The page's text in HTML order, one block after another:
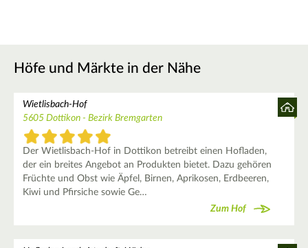
Höfe und Märkte in der Nähe
Wietlisbach-Hof
5605 Dottikon - Bezirk Bremgarten
Der Wietlisbach-Hof in Dottikon betreibt einen Hofladen,
der ein breites Angebot an Produkten bietet. Dazu gehören
Früchte und Obst wie Äpfel, Birnen, Aprikosen, Erdbeeren,
Kiwi und Pfirsiche sowie Ge…
Zum Hof